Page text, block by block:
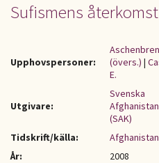
Sufismens
Upphovspersoner:
(övers.) |
E.
Utgivare:
Svenska
(SAK)
Tidskrift/källa:
År:
2008